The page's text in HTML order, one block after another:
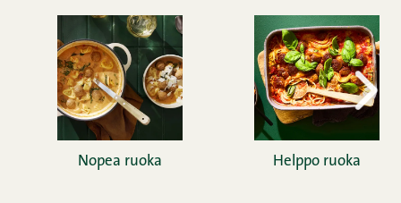
Nopea ruoka Helppo ruoka